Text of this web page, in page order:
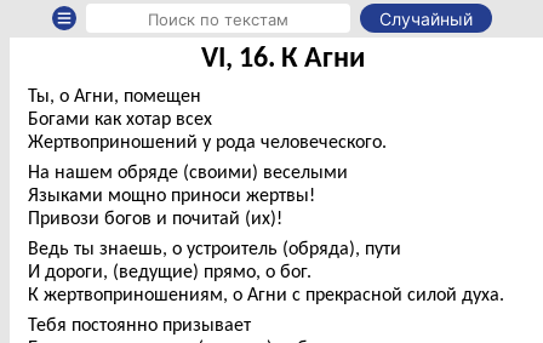
Случайный
VI, 16. К Агни
Ты, о Агни, помещен
Богами как хотар всех
Жертвоприношений у рода человеческого.
На нашем обряде (своими) веселыми
Языками мощно приноси жертвы!
Привози богов и почитай (их)!
Ведь ты знаешь, о устроитель (обряда), пути
И дороги, (ведущие) прямо, о бог.
К жертвоприношениям, о Агни с прекрасной силой духа.
Тебя постоянно призывает